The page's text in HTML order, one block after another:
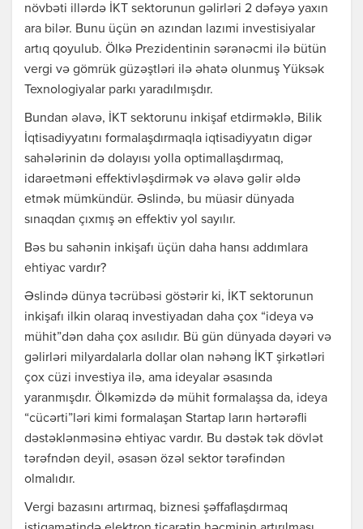
növbəti illərdə İKT sektorunun gəlirləri 2 dəfəyə yaxın
ara bilər. Bunu üçün ən azından lazımi investisiyalar
artıq qoyulub. Ölkə Prezidentinin sərənəcmi ilə bütün
vergi və gömrük güzəştləri ilə əhatə olunmuş Yüksək
Texnologiyalar parkı yaradılmışdır.
Bundan əlavə, İKT sektorunu inkişaf etdirməklə, Bilik
İqtisadiyyatını formalaşdırmaqla iqtisadiyyatın digər
sahələrinin də dolayısı yolla optimallaşdırmaq,
idarəetməni effektivləşdirmək və əlavə gəlir əldə
etmək mümkündür. Əslində, bu müasir dünyada
sınaqdan çıxmış ən effektiv yol sayılır.
Bəs bu sahənin inkişafı üçün daha hansı addımlara
ehtiyac vardır?
Əslində dünya təcrübəsi göstərir ki, İKT sektorunun
inkişafı ilkin olaraq investiyadan daha çox “ideya və
mühit”dən daha çox asılıdır. Bü gün dünyada dəyəri və
gəlirləri milyardalarla dollar olan nəhəng İKT şirkətləri
çox cüzi investiya ilə, ama ideyalar əsasında
yaranmışdır. Ölkəmizdə də mühit formalaşsa da, ideya
“cücərti”ləri kimi formalaşan Startap ların hərtərəfli
dəstəklənməsinə ehtiyac vardır. Bu dəstək tək dövlət
tərəfndən deyil, əsasən özəl sektor tərəfindən
olmalıdır.
Vergi bazasını artırmaq, biznesi şəffaflaşdırmaq